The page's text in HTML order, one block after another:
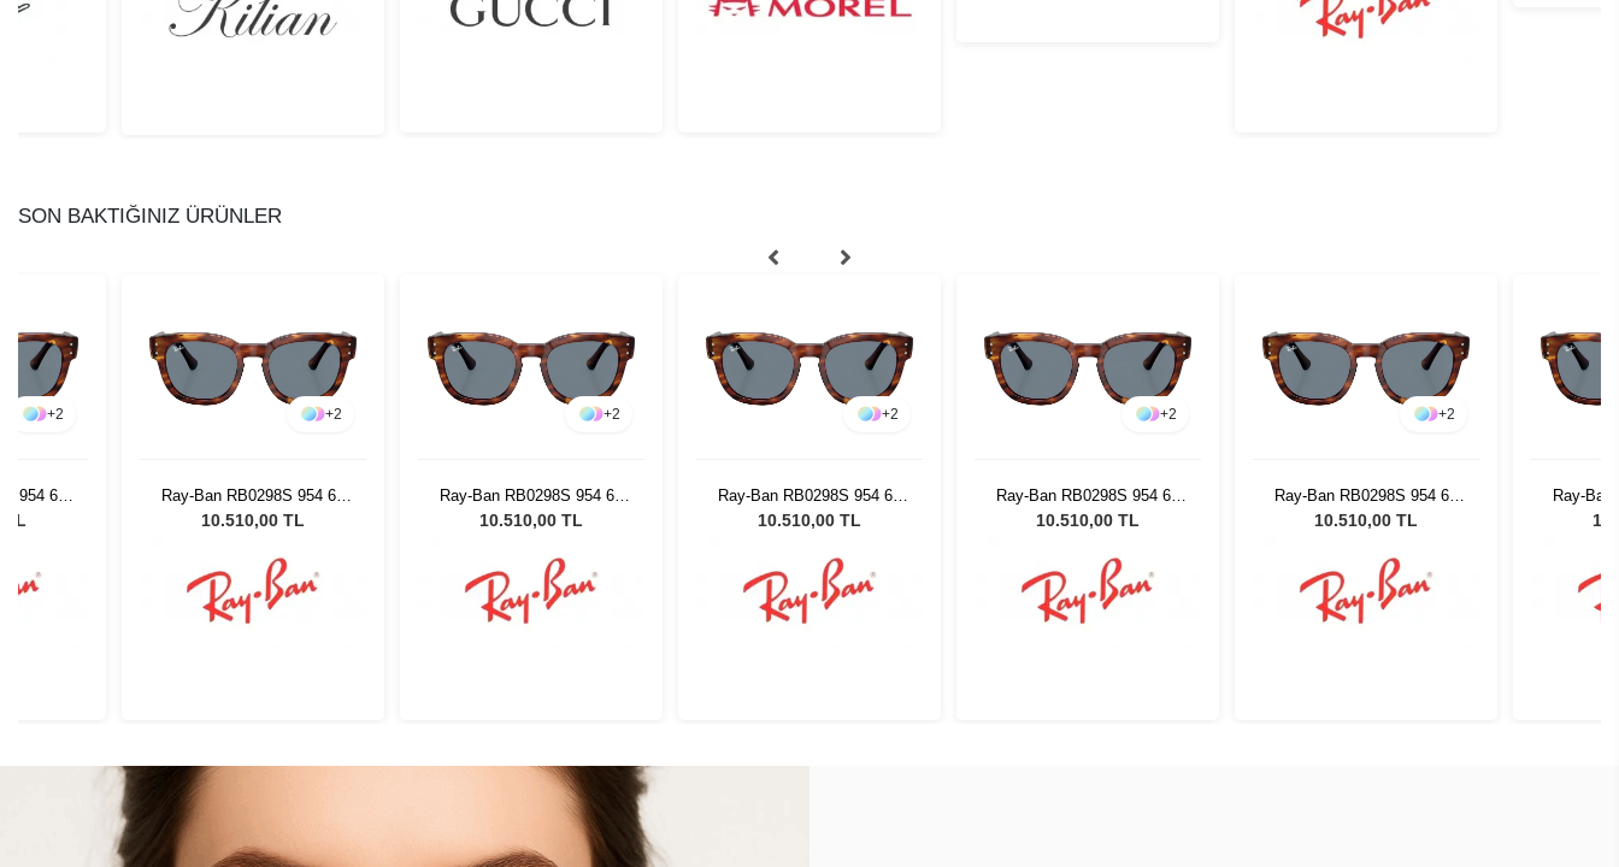
SON BAKTIĞINIZ ÜRÜNLER
+2
954 62
TL
+2
Ray-Ban RB0298S 954 62
53 Unisex Güneş Gözlüğü
10.510,00 TL
+2
Ray-Ban RB0298S 954 62
53 Unisex Güneş Gözlüğü
10.510,00 TL
+2
Ray-Ban RB0298S 954 62
53 Unisex Güneş Gözlüğü
10.510,00 TL
+2
Ray-Ban RB0298S 954 62
53 Unisex Güneş Gözlüğü
10.510,00 TL
+2
Ray-Ban RB0298S 954 62
53 Unisex Güneş Gözlüğü
10.510,00 TL
Ray-Ban
53